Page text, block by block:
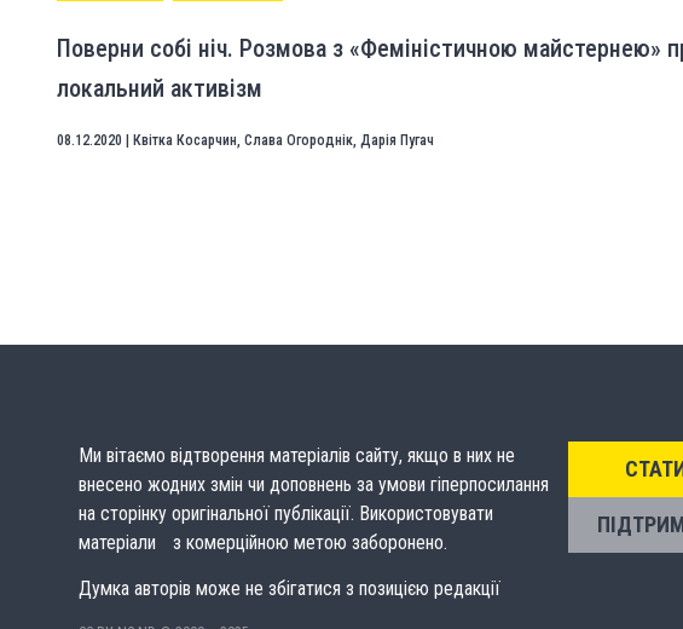
Поверни собі ніч. Розмова з «Феміністичною майстернею»
локальний активізм
08.12.2020 Квітка Косарчин, Слава Огороднік, Дарія Пугач
Ми вітаємо відтворення матеріалів сайту, якщо в них не
внесено жодних змін чи доповнень за умови гіперпосилання
на сторінку оригінальної публікації. Використовувати
матеріали з комерційною метою заборонено.
Думка авторів може не збігатися з позицією редакції